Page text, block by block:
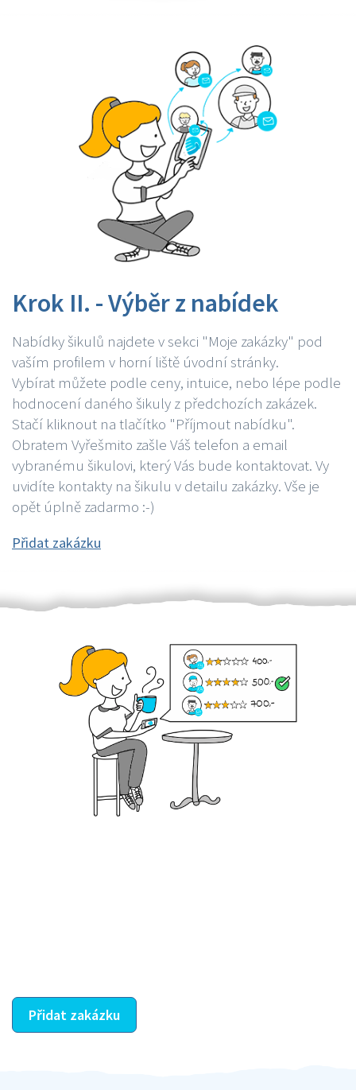
Krok II. - Výběr z nabídek
Nabídky šikulů najdete v sekci "Moje zakázky" pod
vaším profilem v horní liště úvodní stránky.
Vybírat můžete podle ceny, intuice, nebo lépe podle
hodnocení daného šikuly z předchozích zakázek.
Stačí kliknout na tlačítko "Příjmout nabídku".
Obratem Vyřešmito zašle Váš telefon a email
vybranému šikulovi, který Vás bude kontaktovat. Vy
uvidíte kontakty na šikulu v detailu zakázky. Vše je
opět úplně zadarmo :-)
Přidat zakázku
Přidat zakázku